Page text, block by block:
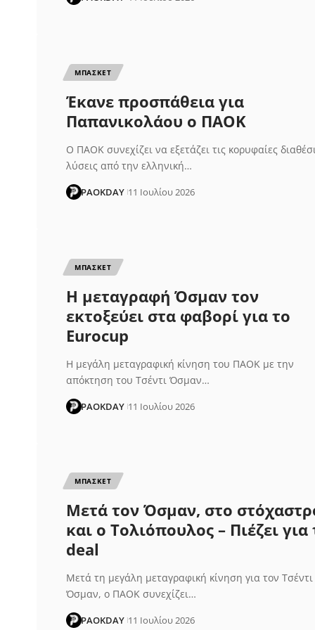
ΜΠΑΣΚΕΤ
Έκανε προσπάθεια για
Παπανικολάου ο ΠΑΟΚ
Ο ΠΑΟΚ συνεχίζει να εξετάζει τις κορυφαίες
λύσεις από την ελληνική…
PAOKDAY 11 Ιουλίου 2026
ΜΠΑΣΚΕΤ
Η μεταγραφή Όσμαν τον
εκτοξεύει στα φαβορί για το
Eurocup
Η μεγάλη μεταγραφική κίνηση του ΠΑΟΚ με την
απόκτηση του Τσέντι Όσμαν…
PAOKDAY 11 Ιουλίου 2026
ΜΠΑΣΚΕΤ
Μετά τον Όσμαν, στο
και ο Τολιόπουλος – Πιέζει για
deal
Μετά τη μεγάλη μεταγραφική κίνηση για τον Τσέντι
Όσμαν, ο ΠΑΟΚ συνεχίζει…
PAOKDAY 11 Ιουλίου 2026